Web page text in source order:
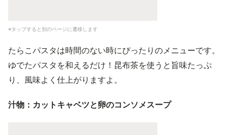
※タップすると別のページに遷移します
たらこパスタは時間のない時にぴったりのメニューです。
ゆでたパスタを和えるだけ！昆布茶を使うと旨味たっぷ
り、風味よく仕上がりますよ。
汁物：カットキャベツと卵のコンソメスープ